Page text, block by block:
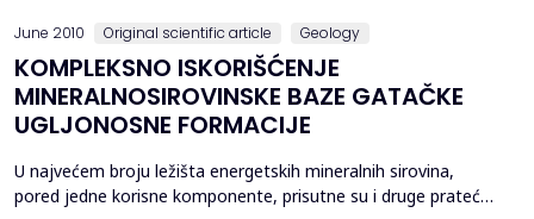
June 2010 Original scientific article Geology
KOMPLEKSNO ISKORIŠĆENJE
MINERALNOSIROVINSKE BAZE GATAČKE
UGLJONOSNE FORMACIJE
U najvećem broju ležišta energetskih mineralnih sirovina,
pored jedne korisne komponente, prisutne su i druge prateće